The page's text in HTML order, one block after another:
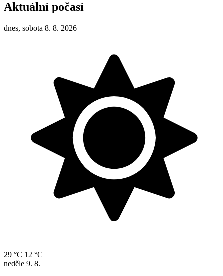
Aktuální počasí
dnes, sobota 8. 8. 2026
29 °C 12 °C
neděle 9. 8.